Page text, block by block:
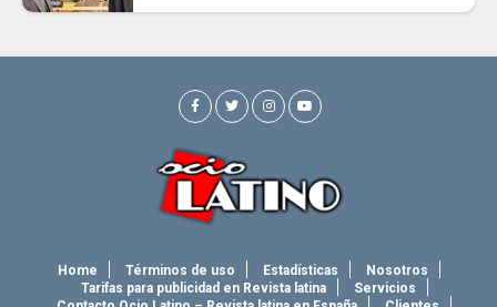
Home Términos de uso Estadísticas
Nosotros
Tarifas para publicidad en Revista latina
Servicios